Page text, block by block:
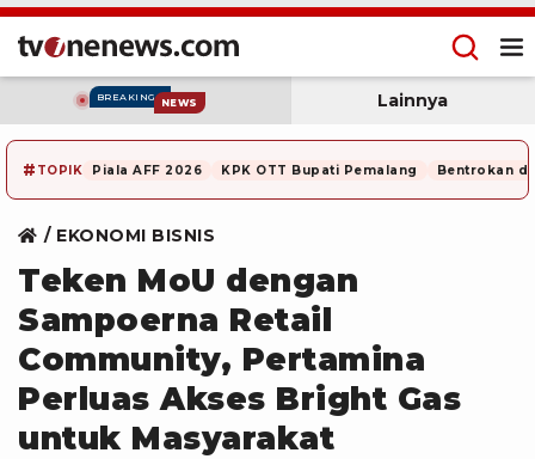
BREAKING NEWS Lainnya
# TOPIK Piala AFF 2026 KPK OTT Bupati Pemalang Bentrokan di
EKONOMI BISNIS
Teken MoU dengan
Sampoerna Retail
Community, Pertamina
Perluas Akses Bright Gas
untuk Masyarakat